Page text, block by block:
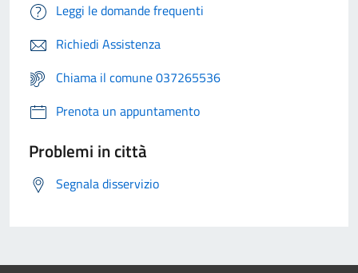
Leggi le domande frequenti
Richiedi Assistenza
Chiama il comune 037265536
Prenota un appuntamento
Problemi in città
Segnala disservizio